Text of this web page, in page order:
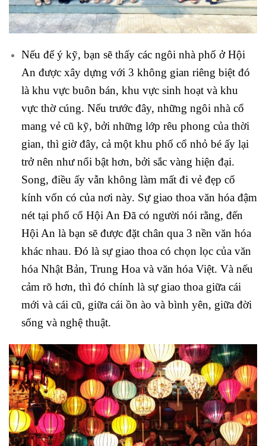
Nếu để ý kỹ, bạn sẽ thấy các ngôi nhà phố ở Hội
An được xây dựng với 3 không gian riêng biệt đó
là khu vực buôn bán, khu vực sinh hoạt và khu
vực thờ cúng. Nếu trước đây, những ngôi nhà cổ
mang vẻ cũ kỹ, bởi những lớp rêu phong của thời
gian, thì giờ đây, cả một khu phố cổ nhỏ bé ấy lại
trở nên như nổi bật hơn, bởi sắc vàng hiện đại.
Song, điều ấy vẫn không làm mất đi vẻ đẹp cổ
kính vốn có của nơi này. Sự giao thoa văn hóa đậm
nét tại phố cổ Hội An Đã có người nói rằng, đến
Hội An là bạn sẽ được đặt chân qua 3 nền văn hóa
khác nhau. Đó là sự giao thoa có chọn lọc của văn
hóa Nhật Bản, Trung Hoa và văn hóa Việt. Và nếu
cảm rõ hơn, thì đó chính là sự giao thoa giữa cái
mới và cái cũ, giữa cái ồn ào và bình yên, giữa đời
sống và nghệ thuật.